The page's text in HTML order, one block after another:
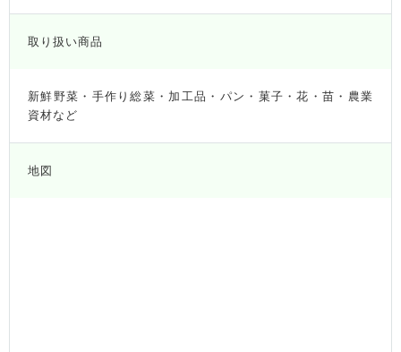
取り扱い商品
新鮮野菜・手作り総菜・加工品・パン・菓子・花・苗・農業
資材など
地図